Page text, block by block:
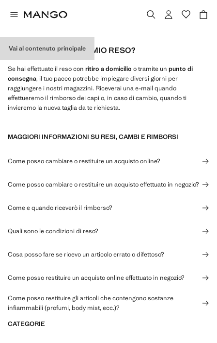
Vai al contenuto principale
QUAL È LO STATO DEL MIO RESO?
Se hai effettuato il reso con ritiro a domicilio o tramite un punto di
consegna, il tuo pacco potrebbe impiegare diversi giorni per
raggiungere i nostri magazzini. Riceverai una e-mail quando
effettueremo il rimborso dei capi o, in caso di cambio, quando ti
invieremo la nuova taglia da te richiesta.
MAGGIORI INFORMAZIONI SU RESI, CAMBI E RIMBORSI
Come posso cambiare o restituire un acquisto online?
Come posso cambiare o restituire un acquisto effettuato in negozio?
Come e quando riceverò il rimborso?
Quali sono le condizioni di reso?
Cosa posso fare se ricevo un articolo errato o difettoso?
Come posso restituire un acquisto online effettuato in negozio?
Come posso restituire gli articoli che contengono sostanze
infiammabili (profumi, body mist, ecc.)?
CATEGORIE